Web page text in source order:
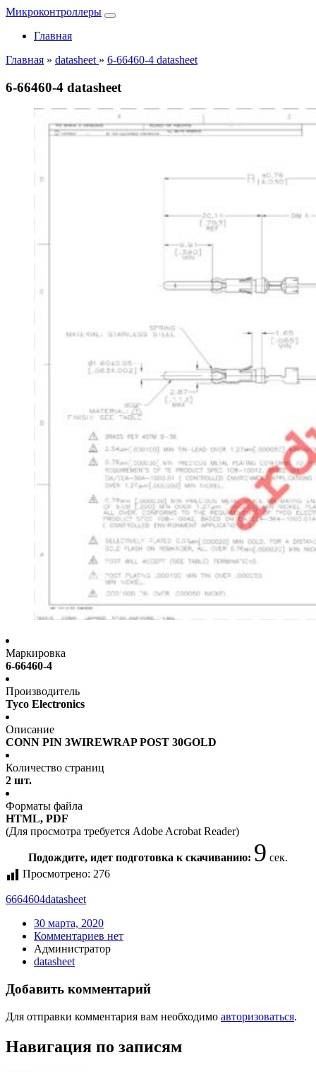
Микроконтроллеры
Главная
Главная » datasheet » 6-66460-4 datasheet
6-66460-4 datasheet
Маркировка
6-66460-4
Производитель
Tyco Electronics
Описание
CONN PIN 3WIREWRAP POST 30GOLD
Количество страниц
2 шт.
Форматы файла
HTML, PDF
(Для просмотра требуется Adobe Acrobat Reader)
Подождите, идет подготовка к скачиванию: 9 сек.
Просмотрено: 276
6664604datasheet
30 марта, 2020
Комментариев нет
Администратор
datasheet
Добавить комментарий
Для отправки комментария вам необходимо авторизоваться.
Навигация по записям